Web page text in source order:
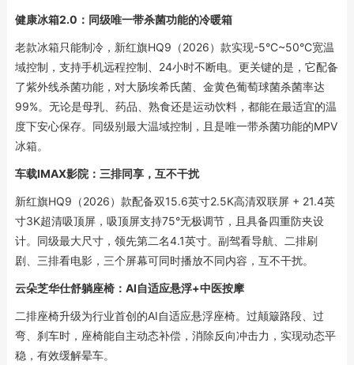
健康冰箱2.0：同级唯一带杀菌功能的冷暖箱
老款冰箱只能制冷，新红旗HQ9（2026）款实现-5°C~50°C宽温
域控制，支持手机远程控制、24小时不断电。更关键的是，它配备
了紫外线杀菌功能，对大肠埃希氏菌、金黄色葡萄球菌杀菌率达
99%。无论是母乳、药品、熟食还是运动饮料，都能在最适宜的温
度下安心保存。同级别最大温域控制，且是唯一带杀菌功能的MPV
冰箱。
车载IMAX影院：三排同享，互不干扰
新红旗HQ9（2026）款配备双15.6英寸2.5K高清双联屏 + 21.4英
寸3K超清吸顶屏，吸顶屏支持75°无极调节，且具备四重防夹设
计。同级最大尺寸，领先第二名4.1英寸。副驾看导航、二排刷
剧、三排看电影，三个屏幕可同时播放不同内容，互不干扰。
云朵芝华仕舒躺座椅：AI自适应悬浮+中医按摩
二排座椅升级为行业首创的AI自适应悬浮座椅。过颠簸路段、过
弯、刹车时，座椅能自主动态补偿，消除反向冲击力，实现动态平
稳，有效缓解晕车。